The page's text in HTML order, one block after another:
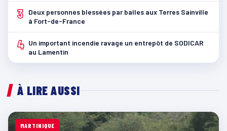
3
Deux personnes blessées par balles aux Terres Sainville
à Fort-de-France
4 Un important incendie ravage un entrepôt de SODICAR
au Lamentin
À LIRE AUSSI
MARTINIQUE